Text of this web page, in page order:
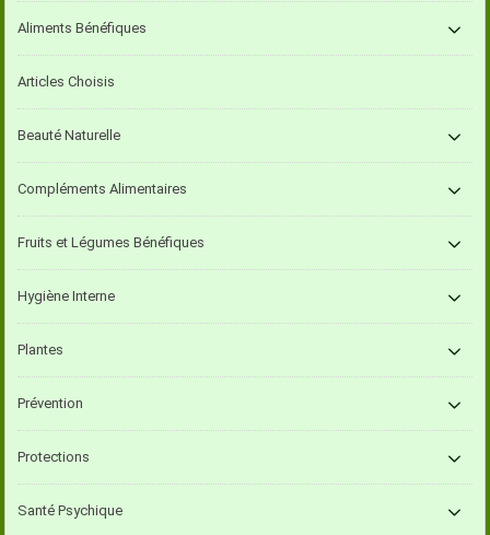
Aliments Bénéfiques
Articles Choisis
Beauté Naturelle
Compléments Alimentaires
Fruits et Légumes Bénéfiques
Hygiène Interne
Plantes
Prévention
Protections
Santé Psychique